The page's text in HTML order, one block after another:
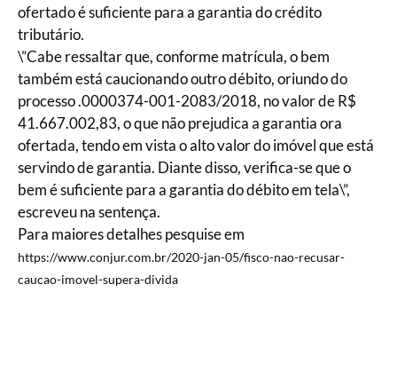
ofertado é suficiente para a garantia do crédito
tributário.
\”Cabe ressaltar que, conforme matrícula, o bem
também está caucionando outro débito, oriundo do
processo .0000374-001-2083/2018, no valor de R$
41.667.002,83, o que não prejudica a garantia ora
ofertada, tendo em vista o alto valor do imóvel que está
servindo de garantia. Diante disso, verifica-se que o
bem é suficiente para a garantia do débito em tela\”,
escreveu na sentença.
Para maiores detalhes pesquise em
https://www.conjur.com.br/2020-jan-05/fisco-nao-recusar-
caucao-imovel-supera-divida